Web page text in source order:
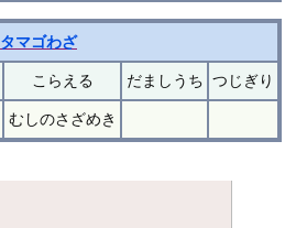
タマゴわざ
こらえる だましうち つじぎり
むしのさざめき